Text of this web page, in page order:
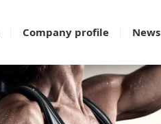
Company profile News